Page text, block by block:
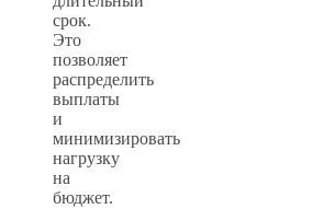
срок.
Это
позволяет
распределить
выплаты
и
минимизировать
нагрузку
на
бюджет.